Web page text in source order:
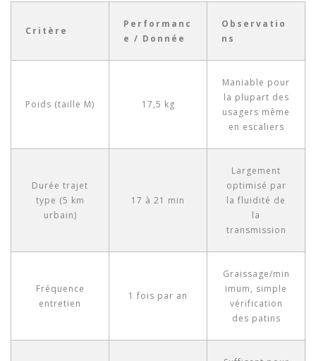
Critère
Performanc
e / Donnée
Observatio
ns
Poids (taille M) 17,5 kg
Maniable pour
la plupart des
usagers même
en escaliers
Durée trajet
type (5 km
urbain)
17 à 21 min
Largement
optimisé par
la fluidité de
la
transmission
Fréquence
entretien
1 fois par an
Graissage/min
imum, simple
vérification
des patins